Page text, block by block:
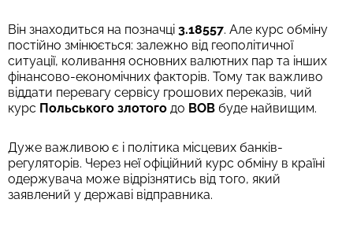
Він знаходиться на позначці 3.18557. Але курс обміну
постійно змінюється: залежно від геополітичної
ситуації, коливання основних валютних пар та інших
фінансово-економічних факторів. Тому так важливо
віддати перевагу сервісу грошових переказів, чий
курс Польського злотого до BOB буде найвищим.
Дуже важливою є і політика місцевих банків-
регуляторів. Через неї офіційний курс обміну в країні
одержувача може відрізнятись від того, який
заявлений у державі відправника.